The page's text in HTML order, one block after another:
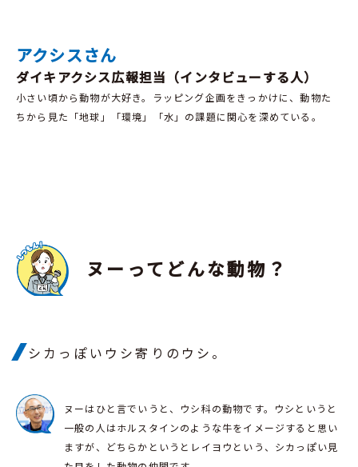
アクシスさん
ダイキアクシス広報担当（インタビューする人）
小さい頃から動物が大好き。ラッピング企画をきっかけに、動物た
ちから見た「地球」「環境」「水」の課題に関心を深めている。
ヌーってどんな動物？
シカっぽいウシ寄りのウシ。
ヌーはひと言でいうと、ウシ科の動物です。ウシというと
一般の人はホルスタインのような牛をイメージすると思い
ますが、どちらかというとレイヨウという、シカっぽい見